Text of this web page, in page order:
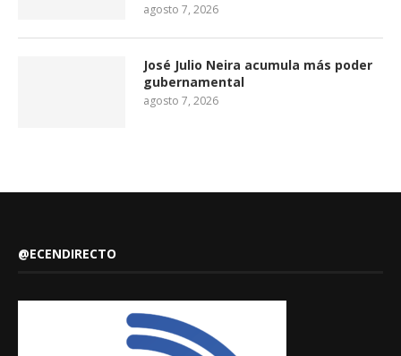
agosto 7, 2026
José Julio Neira acumula más poder
gubernamental
agosto 7, 2026
@ECENDIRECTO